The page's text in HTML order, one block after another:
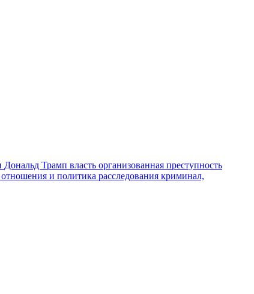
Дональд Трамп власть организованная преступность
и политика расследования криминал,